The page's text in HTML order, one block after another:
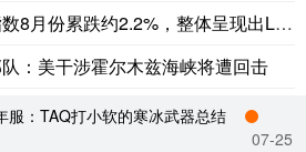
月份累跌约2.2%，整体呈现出L形长尾
：美干涉霍尔木兹海峡将遭回击
服：TAQ打小软的寒冰武器总结
07-25